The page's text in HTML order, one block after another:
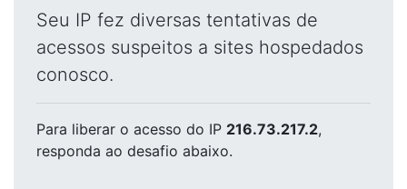
Seu IP fez diversas tentativas de
acessos suspeitos a sites hospedados
conosco.
Para liberar o acesso do IP 216.73.217.2,
responda ao desafio abaixo.